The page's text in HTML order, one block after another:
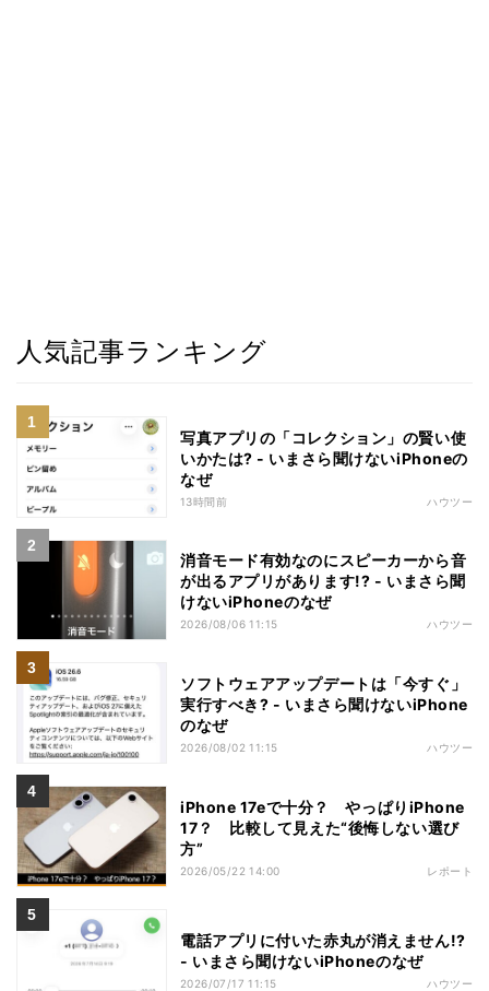
人気記事ランキング
写真アプリの「コレクション」の賢い使
いかたは? - いまさら聞けないiPhoneの
なぜ
13時間前 ハウツー
消音モード有効なのにスピーカーから音
が出るアプリがあります!? - いまさら聞
けないiPhoneのなぜ
2026/08/06 11:15 ハウツー
ソフトウェアアップデートは「今すぐ」
実行すべき? - いまさら聞けないiPhone
のなぜ
2026/08/02 11:15 ハウツー
iPhone 17eで十分？ やっぱりiPhone
17？ 比較して見えた“後悔しない選び
方”
2026/05/22 14:00 レポート
電話アプリに付いた赤丸が消えません!?
- いまさら聞けないiPhoneのなぜ
2026/07/17 11:15 ハウツー